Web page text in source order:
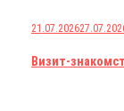
21.07.2026
Визит-